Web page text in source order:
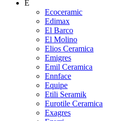
E
Ecoceramic
Edimax
El Barco
El Molino
Elios Ceramica
Emigres
Emil Ceramica
Ennface
Equipe
Etili Seramik
Eurotile Ceramica
Exagres